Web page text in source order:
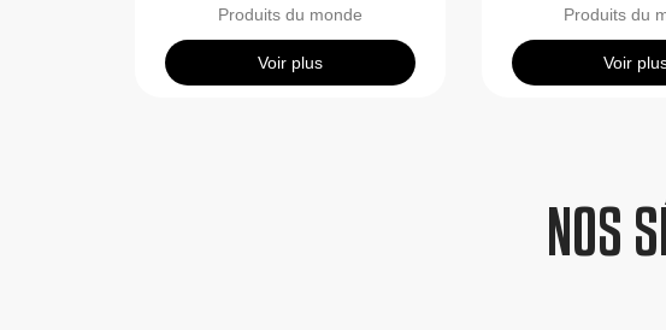
Produits du monde
Voir plus
Produits du
Voir
NOS